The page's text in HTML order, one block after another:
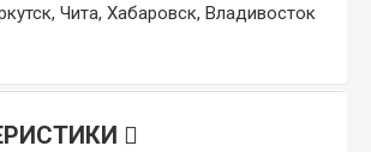
Чита, Хабаровск, Владивосток